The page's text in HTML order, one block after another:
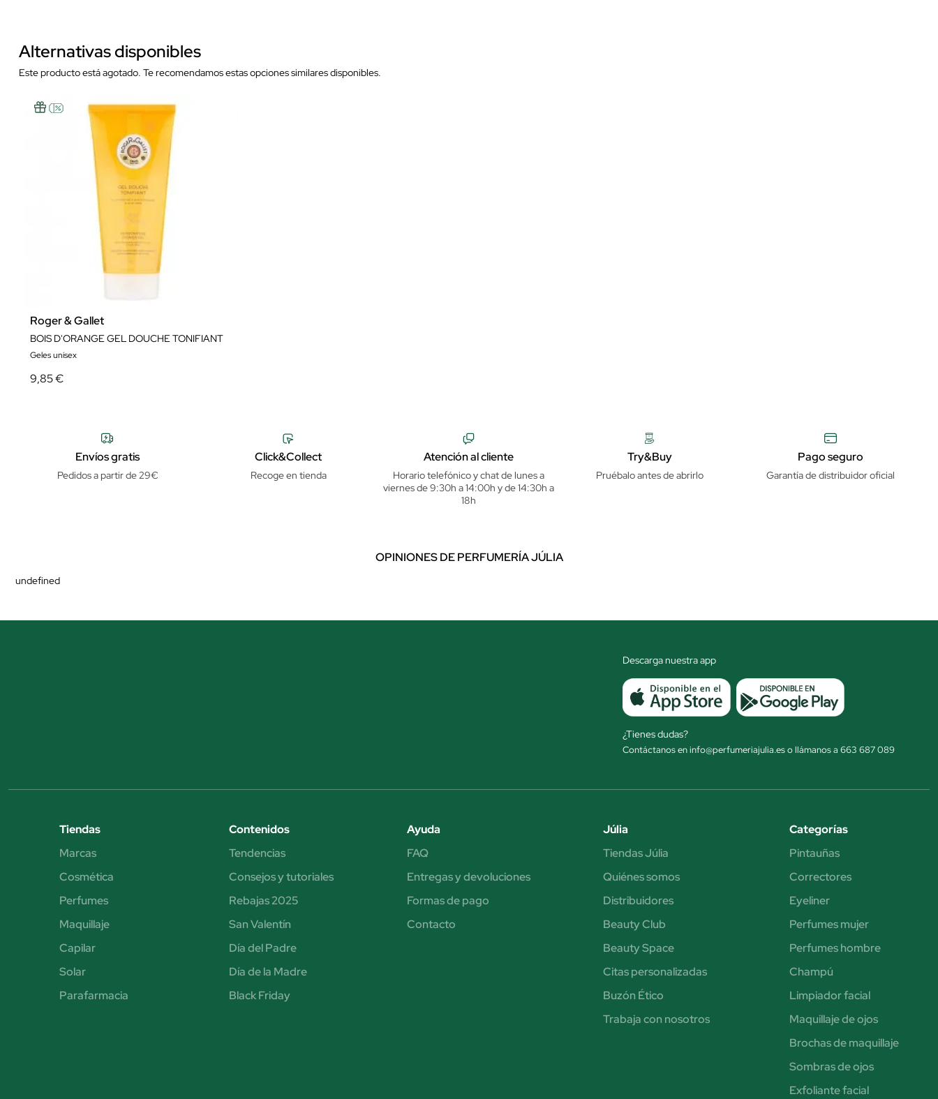
Alternativas disponibles
Este producto está agotado. Te recomendamos estas opciones similares disponibles.
Roger & Gallet
BOIS D'ORANGE GEL DOUCHE TONIFIANT
Geles unisex
9,85 €
Envíos gratis
Pedidos a partir de 29€
Click&Collect
Recoge en tienda
Atención al cliente
Horario telefónico y chat de lunes a
viernes de 9:30h a 14:00h y de 14:30h a
18h
Try&Buy
Pruébalo antes de abrirlo
Pago seguro
Garantía de distribuidor oficial
OPINIONES DE PERFUMERÍA JÚLIA
undefined
Descarga nuestra app
¿Tienes dudas?
Contáctanos en info@perfumeriajulia.es o llámanos a 663 687 089
Tiendas
Marcas
Cosmética
Perfumes
Maquillaje
Capilar
Solar
Parafarmacia
Contenidos
Tendencias
Consejos y tutoriales
Rebajas 2025
San Valentín
Día del Padre
Día de la Madre
Black Friday
Ayuda
FAQ
Entregas y devoluciones
Formas de pago
Contacto
Júlia
Tiendas Júlia
Quiénes somos
Distribuidores
Beauty Club
Beauty Space
Citas personalizadas
Buzón Ético
Trabaja con nosotros
Categorías
Pintauñas
Correctores
Eyeliner
Perfumes mujer
Perfumes hombre
Champú
Limpiador facial
Maquillaje de ojos
Brochas de maquillaje
Sombras de ojos
Exfoliante facial